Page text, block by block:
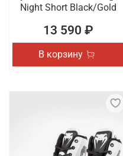
Night Short Black/Gold
13 590 ₽
В корзину